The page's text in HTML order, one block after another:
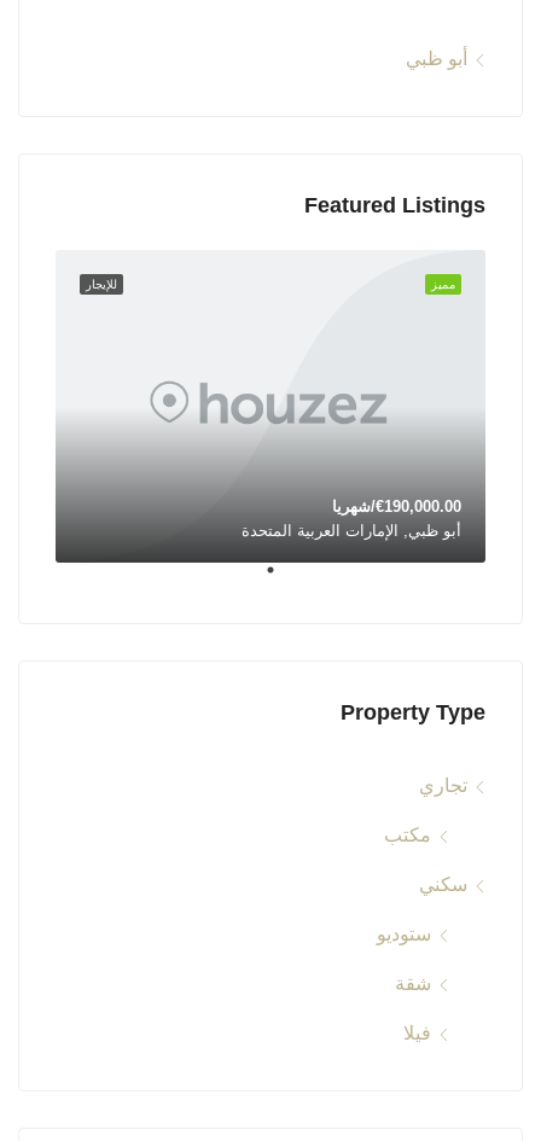
أبو ظبي
Featured Listings
للإيجار مميز
€190,000.00/شهريا
أبو ظبي, الإمارات العربية المتحدة
Property Type
تجاري
مكتب
سكني
ستوديو
شقة
فيلا